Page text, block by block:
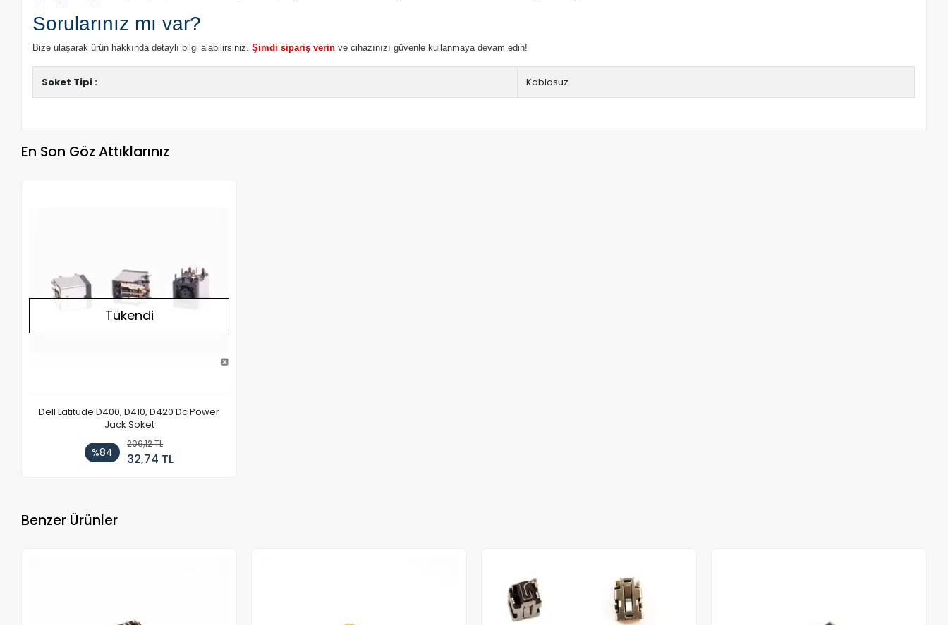
Sorularınız mı var?
Bize ulaşarak ürün hakkında detaylı bilgi alabilirsiniz.Şimdi sipariş verin ve cihazınızı güvenle kullanmaya devam edin!
Soket Tipi : Kablosuz
En Son Göz Attıklarınız
Tükendi
Dell Latitude D400, D410, D420 Dc Power
Jack Soket
%84
206,12 TL
32,74 TL
Benzer Ürünler